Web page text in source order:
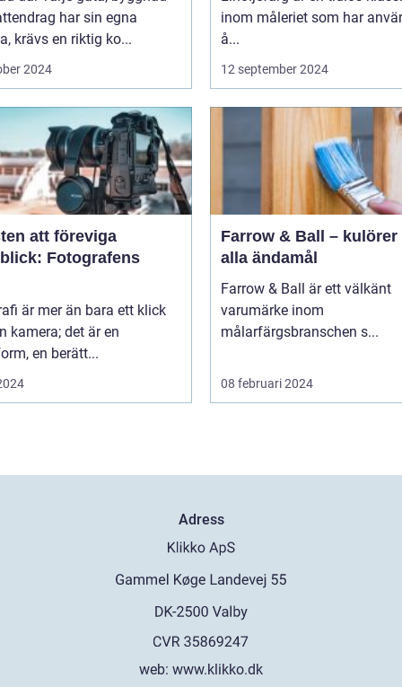
har sin egna
krävs en riktig ko...
2024
inom måleriet som har
å...
12 september 2024
att föreviga
Fotografens
är mer än bara ett klick
kamera; det är en
en berätt...
Farrow & Ball – kulörer
alla ändamål
Farrow & Ball är ett välkänt
varumärke inom
målarfärgsbranschen s...
08 februari 2024
Adress
web: www.klikko.dk